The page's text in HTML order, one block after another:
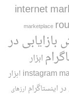
internet
marketplace
بازایابی در
ابزار
instagram ابزار
در اینستاگرام ارزهای